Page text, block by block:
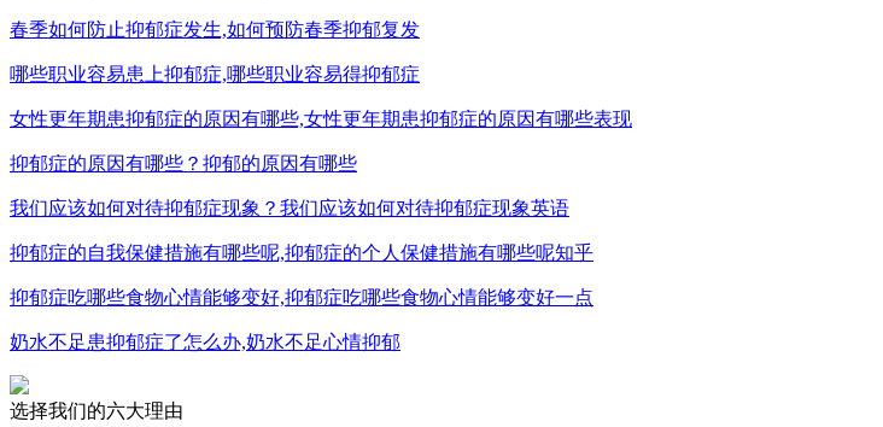
春季如何防止抑郁症发生,如何预防春季抑郁复发
哪些职业容易患上抑郁症,哪些职业容易得抑郁症
女性更年期患抑郁症的原因有哪些,女性更年期患抑郁症的原因有哪些表现
抑郁症的原因有哪些？抑郁的原因有哪些
我们应该如何对待抑郁症现象？我们应该如何对待抑郁症现象英语
抑郁症的自我保健措施有哪些呢,抑郁症的个人保健措施有哪些呢知乎
抑郁症吃哪些食物心情能够变好,抑郁症吃哪些食物心情能够变好一点
奶水不足患抑郁症了怎么办,奶水不足心情抑郁
选择我们的六大理由